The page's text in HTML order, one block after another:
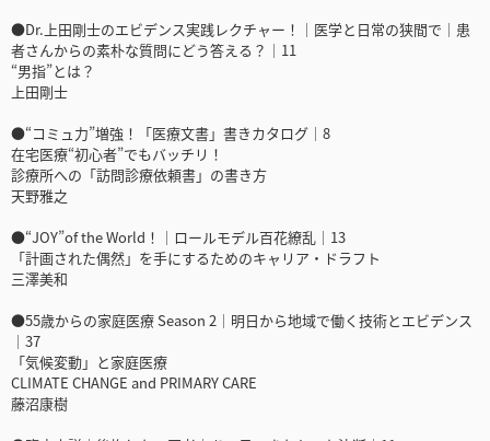
●Dr.上田剛士のエビデンス実践レクチャー！｜医学と日常の狭間で｜患
者さんからの素朴な質問にどう答える？｜11
“男指”とは？
上田剛士
●“コミュ力”増強！「医療文書」書きカタログ｜8
在宅医療“初心者”でもバッチリ！
診療所への「訪問診療依頼書」の書き方
天野雅之
●“JOY”of the World！｜ロールモデル百花繚乱｜13
「計画された偶然」を手にするためのキャリア・ドラフト
三澤美和
●55歳からの家庭医療 Season 2｜明日から地域で働く技術とエビデンス
｜37
「気候変動」と家庭医療
CLIMATE CHANGE and PRIMARY CARE
藤沼康樹